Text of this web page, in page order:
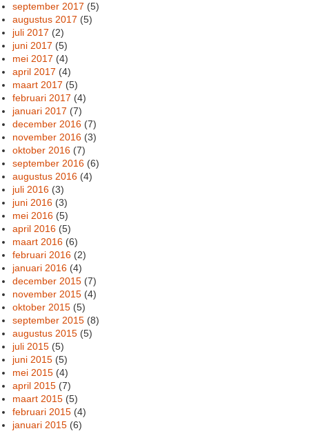
september 2017 (5)
augustus 2017 (5)
juli 2017 (2)
juni 2017 (5)
mei 2017 (4)
april 2017 (4)
maart 2017 (5)
februari 2017 (4)
januari 2017 (7)
december 2016 (7)
november 2016 (3)
oktober 2016 (7)
september 2016 (6)
augustus 2016 (4)
juli 2016 (3)
juni 2016 (3)
mei 2016 (5)
april 2016 (5)
maart 2016 (6)
februari 2016 (2)
januari 2016 (4)
december 2015 (7)
november 2015 (4)
oktober 2015 (5)
september 2015 (8)
augustus 2015 (5)
juli 2015 (5)
juni 2015 (5)
mei 2015 (4)
april 2015 (7)
maart 2015 (5)
februari 2015 (4)
januari 2015 (6)